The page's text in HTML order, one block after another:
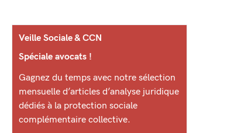
Veille Sociale & CCN
Spéciale avocats !
Gagnez du temps avec notre sélection
mensuelle d’articles d’analyse juridique
dédiés à la protection sociale
complémentaire collective.